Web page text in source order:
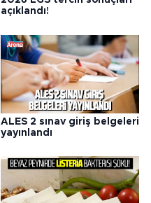
açıklandı!
ALES 2 sınav giriş belgeleri
yayınlandı